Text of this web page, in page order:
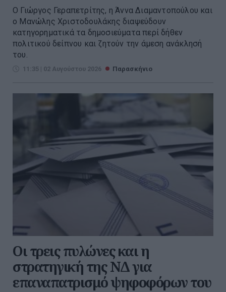
Ο Γιώργος Γεραπετρίτης, η Άννα Διαμαντοπούλου και
ο Μανώλης Χριστοδουλάκης διαψεύδουν
κατηγορηματικά τα δημοσιεύματα περί δήθεν
πολιτικού δείπνου και ζητούν την άμεση ανάκλησή
του.
11:35 | 02 Αυγούστου 2026 Παρασκήνιο
Οι τρεις πυλώνες και η
στρατηγική της ΝΔ για
επαναπατρισμό ψηφοφόρων του